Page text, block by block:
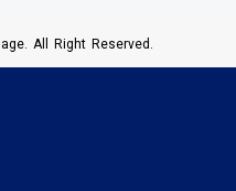
All Right Reserved.